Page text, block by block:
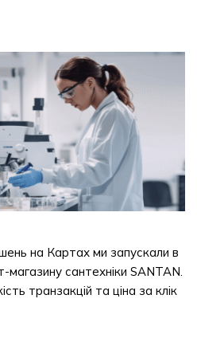
на Картах ми запускали в
магазину сантехніки SANTAN.
транзакцій та ціна за клік